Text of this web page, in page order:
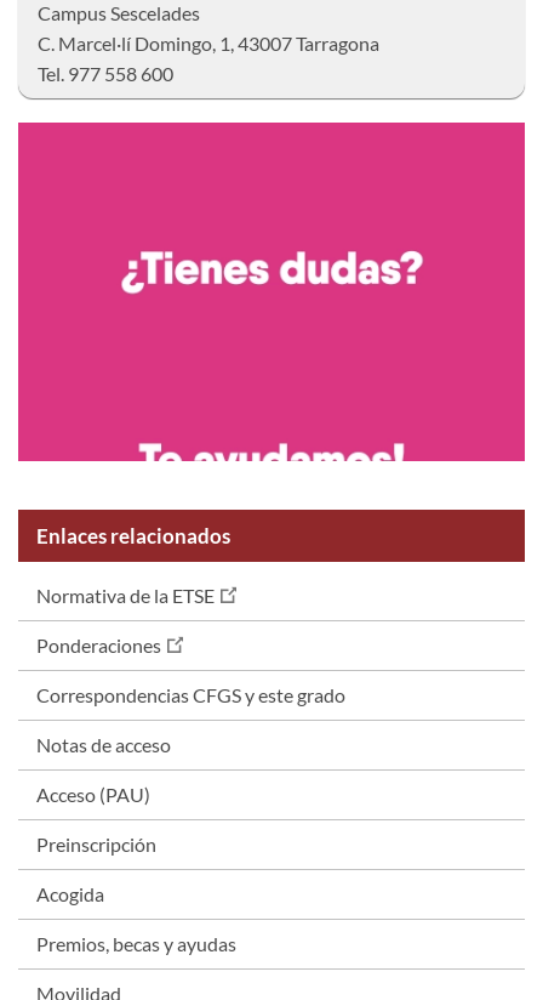
Campus
C. Marcel·lí Domingo, 1, 43007 Tarragona
Tel. 977 558 600
Enlaces relacionados
Normativa de la ETSE
Ponderaciones
Correspondencias CFGS y este grado
Notas de acceso
Acceso (PAU)
Preinscripción
Acogida
Premios, becas y ayudas
Movilidad